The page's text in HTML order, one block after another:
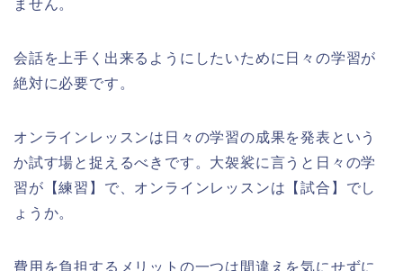
ません。
会話を上手く出来るようにしたいために日々の学習が
絶対に必要です。
オンラインレッスンは日々の学習の成果を発表という
か試す場と捉えるべきです。大袈裟に言うと日々の学
習が【練習】で、オンラインレッスンは【試合】でし
ょうか。
費用を負担するメリットの一つは間違えを気にせずに